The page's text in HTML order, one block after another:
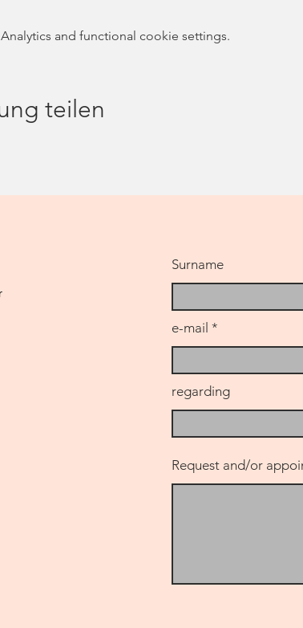
and functional cookie settings.
teilen
Surname
e-mail
regarding
Request and/or